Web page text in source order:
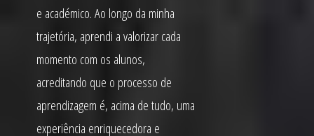
e académico. Ao longo da minha
trajetória, aprendi a valorizar cada
momento com os alunos,
acreditando que o processo de
aprendizagem é, acima de tudo, uma
experiência enriquecedora e